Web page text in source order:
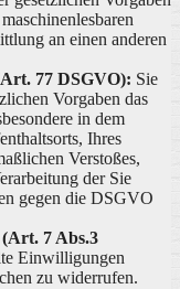
an einen anderen
77 DSGVO): Sie
Vorgaben das
in dem
Ihres
Verstoßes,
der Sie
gegen die DSGVO
7 Abs.3
Einwilligungen
zu widerrufen.